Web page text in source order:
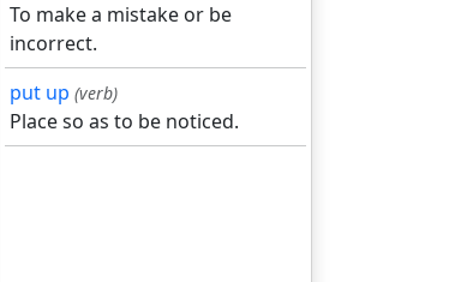
To make a mistake or be
incorrect.
put up (verb)
Place so as to be noticed.